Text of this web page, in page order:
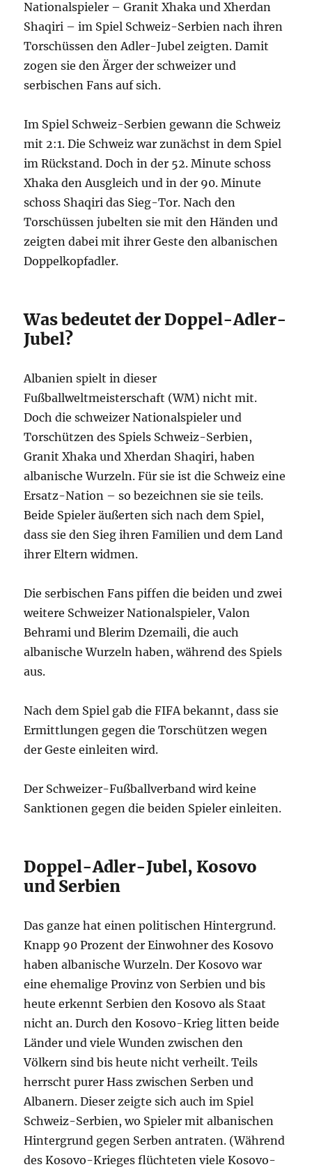
Nationalspieler – Granit Xhaka und Xherdan
Shaqiri – im Spiel Schweiz-Serbien nach ihren
Torschüssen den Adler-Jubel zeigten. Damit
zogen sie den Ärger der schweizer und
serbischen Fans auf sich.
Im Spiel Schweiz-Serbien gewann die Schweiz
mit 2:1. Die Schweiz war zunächst in dem Spiel
im Rückstand. Doch in der 52. Minute schoss
Xhaka den Ausgleich und in der 90. Minute
schoss Shaqiri das Sieg-Tor. Nach den
Torschüssen jubelten sie mit den Händen und
zeigten dabei mit ihrer Geste den albanischen
Doppelkopfadler.
Was bedeutet der Doppel-Adler-
Jubel?
Albanien spielt in dieser
Fußballweltmeisterschaft (WM) nicht mit.
Doch die schweizer Nationalspieler und
Torschützen des Spiels Schweiz-Serbien,
Granit Xhaka und Xherdan Shaqiri, haben
albanische Wurzeln. Für sie ist die Schweiz eine
Ersatz-Nation – so bezeichnen sie sie teils.
Beide Spieler äußerten sich nach dem Spiel,
dass sie den Sieg ihren Familien und dem Land
ihrer Eltern widmen.
Die serbischen Fans piffen die beiden und zwei
weitere Schweizer Nationalspieler, Valon
Behrami und Blerim Dzemaili, die auch
albanische Wurzeln haben, während des Spiels
aus.
Nach dem Spiel gab die FIFA bekannt, dass sie
Ermittlungen gegen die Torschützen wegen
der Geste einleiten wird.
Der Schweizer-Fußballverband wird keine
Sanktionen gegen die beiden Spieler einleiten.
Doppel-Adler-Jubel, Kosovo
und Serbien
Das ganze hat einen politischen Hintergrund.
Knapp 90 Prozent der Einwohner des Kosovo
haben albanische Wurzeln. Der Kosovo war
eine ehemalige Provinz von Serbien und bis
heute erkennt Serbien den Kosovo als Staat
nicht an. Durch den Kosovo-Krieg litten beide
Länder und viele Wunden zwischen den
Völkern sind bis heute nicht verheilt. Teils
herrscht purer Hass zwischen Serben und
Albanern. Dieser zeigte sich auch im Spiel
Schweiz-Serbien, wo Spieler mit albanischen
Hintergrund gegen Serben antraten. (Während
des Kosovo-Krieges flüchteten viele Kosovo-